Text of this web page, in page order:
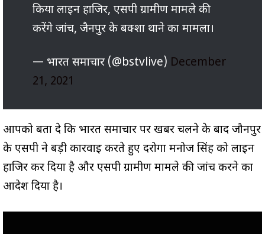
किया लाइन हाजिर, एसपी ग्रामीण मामले की
करेंगे जांच, जैनपुर के बक्शा थाने का मामला।
— भारत समाचार (@bstvlive) December
21, 2021
आपको बता दे कि भारत समाचार पर खबर चलने के बाद जौनपुर
के एसपी ने बड़ी कार्रवाई करते हुए दरोगा मनोज सिंह को लाइन
हाजिर कर दिया है और एसपी ग्रामीण मामले की जांच करने का
आदेश दिया है।